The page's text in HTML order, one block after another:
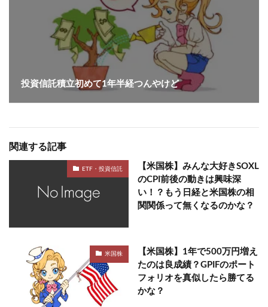
投資信託積立初めて1年半経つんやけど
関連する記事
ETF・投資信託
【米国株】みんな大好きSOXL
のCPI前後の動きは興味深
い！？もう日経と米国株の相
関関係って無くなるのかな？
米国株
【米国株】1年で500万円増え
たのは良成績？GPIFのポート
フォリオを真似したら勝てる
かな？